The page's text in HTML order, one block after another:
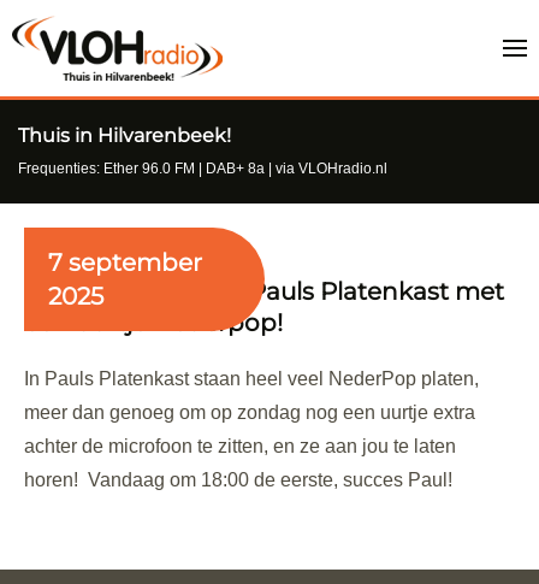
Thuis in Hilvarenbeek!
Frequenties: Ether 96.0 FM | DAB+ 8a | via VLOHradio.nl
7 september
2025
Nieuw op zondag: Pauls Platenkast met
een uurtje Nederpop!
In Pauls Platenkast staan heel veel NederPop platen,
meer dan genoeg om op zondag nog een uurtje extra
achter de microfoon te zitten, en ze aan jou te laten
horen! Vandaag om 18:00 de eerste, succes Paul!